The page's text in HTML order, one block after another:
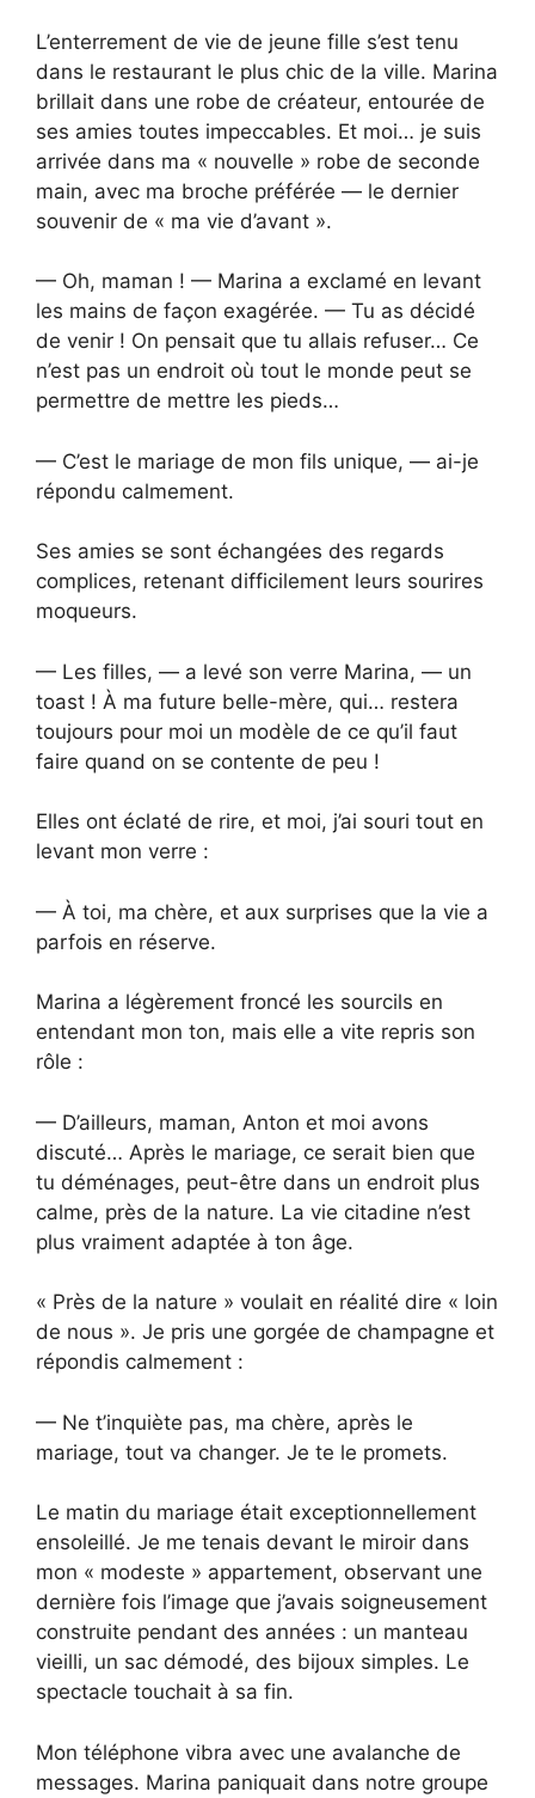
L’enterrement de vie de jeune fille s’est tenu
dans le restaurant le plus chic de la ville. Marina
brillait dans une robe de créateur, entourée de
ses amies toutes impeccables. Et moi… je suis
arrivée dans ma « nouvelle » robe de seconde
main, avec ma broche préférée — le dernier
souvenir de « ma vie d’avant ».
— Oh, maman ! — Marina a exclamé en levant
les mains de façon exagérée. — Tu as décidé
de venir ! On pensait que tu allais refuser… Ce
n’est pas un endroit où tout le monde peut se
permettre de mettre les pieds…
— C’est le mariage de mon fils unique, — ai-je
répondu calmement.
Ses amies se sont échangées des regards
complices, retenant difficilement leurs sourires
moqueurs.
— Les filles, — a levé son verre Marina, — un
toast ! À ma future belle-mère, qui… restera
toujours pour moi un modèle de ce qu’il faut
faire quand on se contente de peu !
Elles ont éclaté de rire, et moi, j’ai souri tout en
levant mon verre :
— À toi, ma chère, et aux surprises que la vie a
parfois en réserve.
Marina a légèrement froncé les sourcils en
entendant mon ton, mais elle a vite repris son
rôle :
— D’ailleurs, maman, Anton et moi avons
discuté… Après le mariage, ce serait bien que
tu déménages, peut-être dans un endroit plus
calme, près de la nature. La vie citadine n’est
plus vraiment adaptée à ton âge.
« Près de la nature » voulait en réalité dire « loin
de nous ». Je pris une gorgée de champagne et
répondis calmement :
— Ne t’inquiète pas, ma chère, après le
mariage, tout va changer. Je te le promets.
Le matin du mariage était exceptionnellement
ensoleillé. Je me tenais devant le miroir dans
mon « modeste » appartement, observant une
dernière fois l’image que j’avais soigneusement
construite pendant des années : un manteau
vieilli, un sac démodé, des bijoux simples. Le
spectacle touchait à sa fin.
Mon téléphone vibra avec une avalanche de
messages. Marina paniquait dans notre groupe